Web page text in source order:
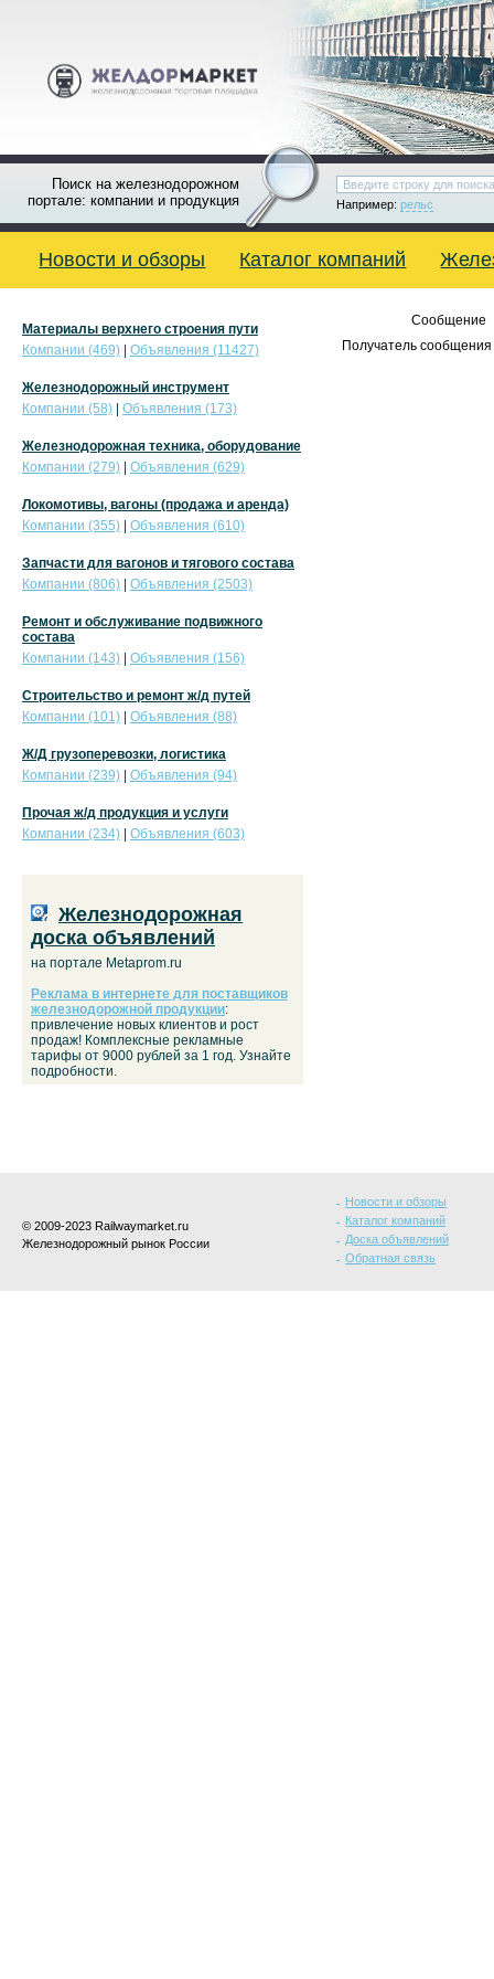
Поиск на железнодорожном
портале: компании и продукция
Например: рельс
Новости и обзоры Каталог компаний
Сообщение
Получатель сообщения
Материалы верхнего строения пути
Компании (469)
Объявления (11427)
Железнодорожный инструмент
Компании (58)
Объявления (173)
Железнодорожная техника, оборудование
Компании (279)
Объявления (629)
Локомотивы, вагоны (продажа и аренда)
Компании (355)
Объявления (610)
Запчасти для вагонов и тягового состава
Компании (806)
Объявления (2503)
Ремонт и обслуживание подвижного
состава
Компании (143)
Объявления (156)
Строительство и ремонт ж/д путей
Компании (101)
Объявления (88)
Ж/Д грузоперевозки, логистика
Компании (239)
Объявления (94)
Прочая ж/д продукция и услуги
Компании (234)
Объявления (603)
Железнодорожная
доска объявлений
на портале Metaprom.ru
Реклама в интернете для поставщиков
железнодорожной продукции:
привлечение новых клиентов и рост
продаж! Комплексные рекламные
тарифы от 9000 рублей за 1 год. Узнайте
подробности.
© 2009-2023 Railwaymarket.ru
Железнодорожный рынок России
Новости и обзоры
Каталог компаний
Доска объявлений
Обратная связь